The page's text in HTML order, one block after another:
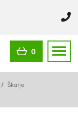
0
/ Škarje